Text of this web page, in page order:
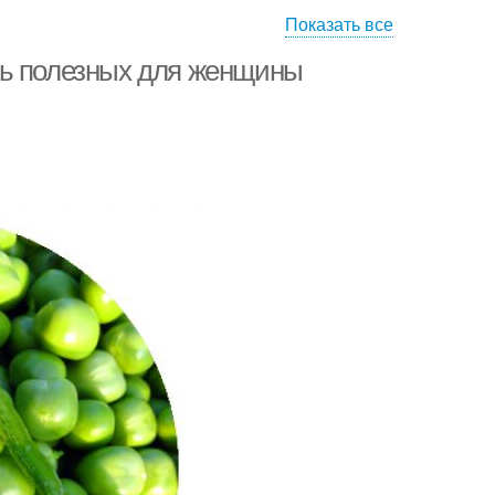
Показать все
полезных для женщины